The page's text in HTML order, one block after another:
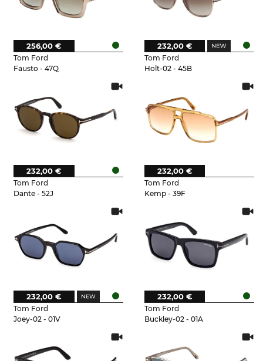
Tom Ford
Fausto - 47Q
256,00 €
Tom Ford
Holt-02 - 45B
232,00 €
Tom Ford
Dante - 52J
232,00 €
Tom Ford
Kemp - 39F
232,00 €
Tom Ford
Joey-02 - 01V
232,00 €
Tom Ford
Buckley-02 - 01A
232,00 €